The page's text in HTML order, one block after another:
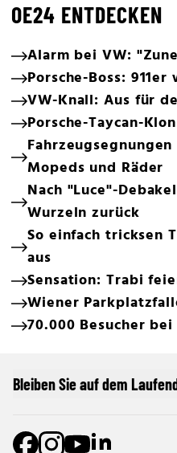
OE24 ENTDECKEN
Alarm bei VW:
Porsche-Boss:
VW-Knall: Aus für
Porsche-Taycan-
Mopeds und Räder
Nach "Luce"-
Wurzeln zurück
So einfach tricksen
aus
Sensation: Trabi
Wiener
70.000 Besucher
Bleiben Sie auf dem